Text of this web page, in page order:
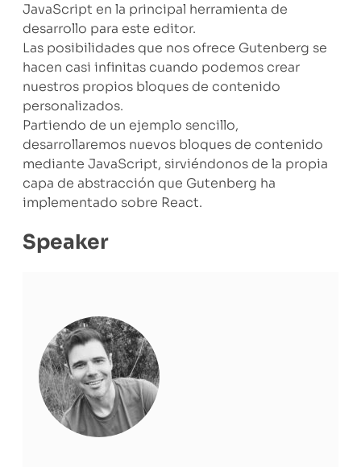
JavaScript en la principal herramienta de
desarrollo para este editor.
Las posibilidades que nos ofrece Gutenberg se
hacen casi infinitas cuando podemos crear
nuestros propios bloques de contenido
personalizados.
Partiendo de un ejemplo sencillo,
desarrollaremos nuevos bloques de contenido
mediante JavaScript, sirviéndonos de la propia
capa de abstracción que Gutenberg ha
implementado sobre React.
Speaker